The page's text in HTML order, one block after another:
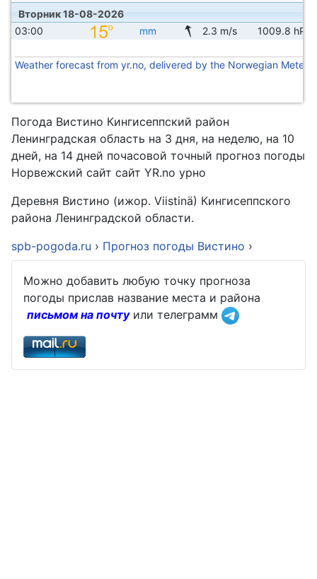
Вторник 18-08-2026
03:00
mm 2.3 m/s 1009.8 hPa
Weather forecast from yr.no, delivered by the Norwegian
Погода Вистино Кингисеппский район
Ленинградская область на 3 дня, на неделю, на 10
дней, на 14 дней почасовой точный прогноз погоды
Норвежский сайт сайт YR.no урно
Деревня Вистино (ижор. Viistinä) Кингисеппского
района Ленинградской области.
spb-pogoda.ru › Прогноз погоды Вистино ›
Можно добавить любую точку прогноза
погоды прислав название места и района
письмом на почтуили телеграмм